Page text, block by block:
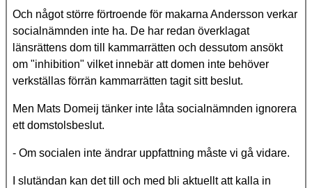
Och något större förtroende för makarna Andersson verkar
socialnämnden inte ha. De har redan överklagat
länsrättens dom till kammarrätten och dessutom ansökt
om "inhibition" vilket innebär att domen inte behöver
verkställas förrän kammarrätten tagit sitt beslut.
Men Mats Domeij tänker inte låta socialnämnden ignorera
ett domstolsbeslut.
- Om socialen inte ändrar uppfattning måste vi gå vidare.
I slutändan kan det till och med bli aktuellt att kalla in